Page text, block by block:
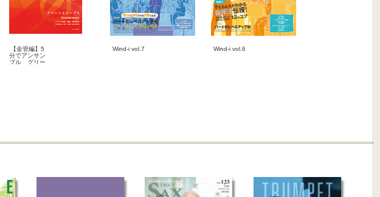
【金管編】5
分でアンサン
ブル グリー
Wind-i vol.7 Wind-i vol.6